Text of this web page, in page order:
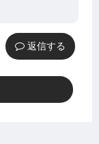
返信